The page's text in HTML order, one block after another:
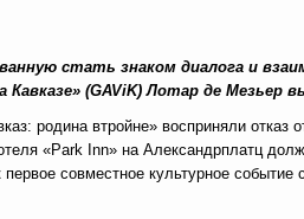
стать знаком диалога и
Кавказе» (GAViK) Лотар де Мезьер
родина втройне» восприняли отказ
«Park Inn» на Александрплатц
совместное культурное событие